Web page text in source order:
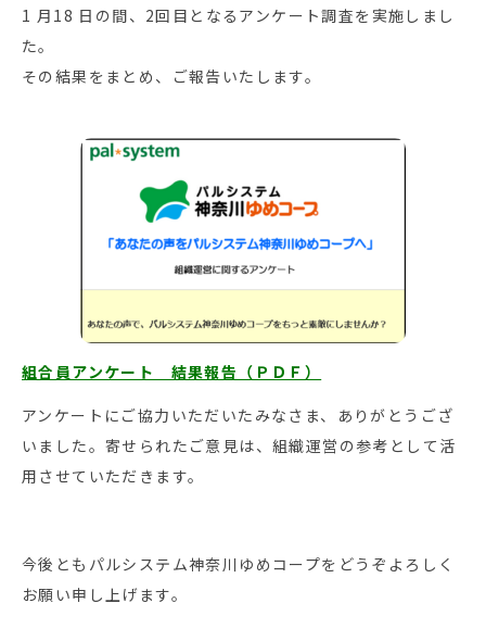
1 月18 日の間、2回目となるアンケート調査を実施しまし
た。
その結果をまとめ、ご報告いたします。
組合員アンケート 結果報告（ＰＤＦ）
アンケートにご協力いただいたみなさま、ありがとうござ
いました。寄せられたご意見は、組織運営の参考として活
用させていただきます。
今後ともパルシステム神奈川ゆめコープをどうぞよろしく
お願い申し上げます。